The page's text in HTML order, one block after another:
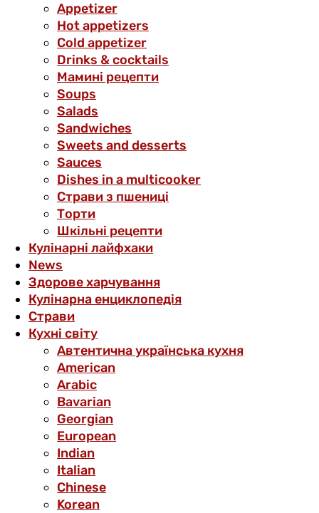
Аppetizer
Hot appetizers
Cold appetizer
Drinks & cocktails
Мамині рецепти
Soups
Salads
Sandwiches
Sweets and desserts
Sauces
Dishes in a multicooker
Страви з пшениці
Торти
Шкільні рецепти
Кулінарні лайфхаки
News
Здорове харчування
Кулінарна енциклопедія
Страви
Кухні світу
Автентична українська кухня
American
Arabic
Bavarian
Georgian
European
Indian
Italian
Chinese
Korean